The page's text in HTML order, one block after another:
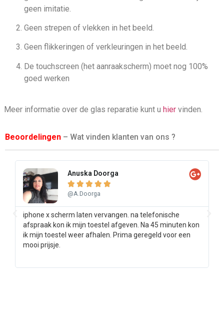
geen imitatie.
Geen strepen of vlekken in het beeld.
Geen flikkeringen of verkleuringen in het beeld.
De touchscreen (het aanraakscherm) moet nog 100%
goed werken
Meer informatie over de glas reparatie kunt u hier vinden.
Beoordelingen – Wat vinden klanten van ons ?
Anuska Doorga
    
@A.Doorga
iphone x scherm laten vervangen. na telefonische
afspraak kon ik mijn toestel afgeven. Na 45 minuten kon
ik mijn toestel weer afhalen. Prima geregeld voor een
mooi prijsje.